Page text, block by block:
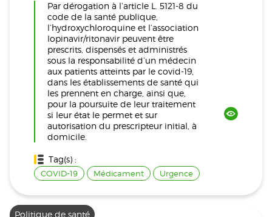
Par dérogation à l’article L. 5121-8 du
code de la santé publique,
l’hydroxychloroquine et l’association
lopinavir/ritonavir peuvent être
prescrits, dispensés et administrés
sous la responsabilité d’un médecin
aux patients atteints par le covid-19,
dans les établissements de santé qui
les prennent en charge, ainsi que,
pour la poursuite de leur traitement
si leur état le permet et sur
autorisation du prescripteur initial, à
domicile.
Tag(s) :
COVID-19 Médicament Urgence
Politique de santé